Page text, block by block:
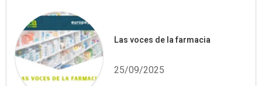
Las voces de la farmacia
25/09/2025